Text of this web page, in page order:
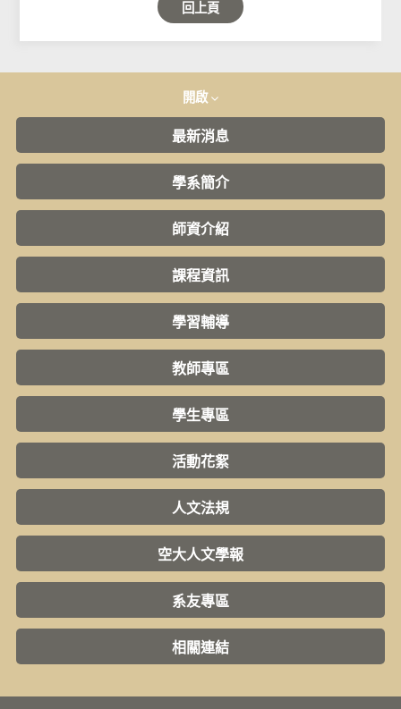
回上頁
開啟
最新消息
學系簡介
師資介紹
課程資訊
學習輔導
教師專區
學生專區
活動花絮
人文法規
空大人文學報
系友專區
相關連結